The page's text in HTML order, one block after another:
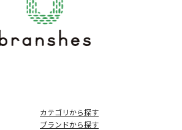
カテゴリから探す
ブランドから探す